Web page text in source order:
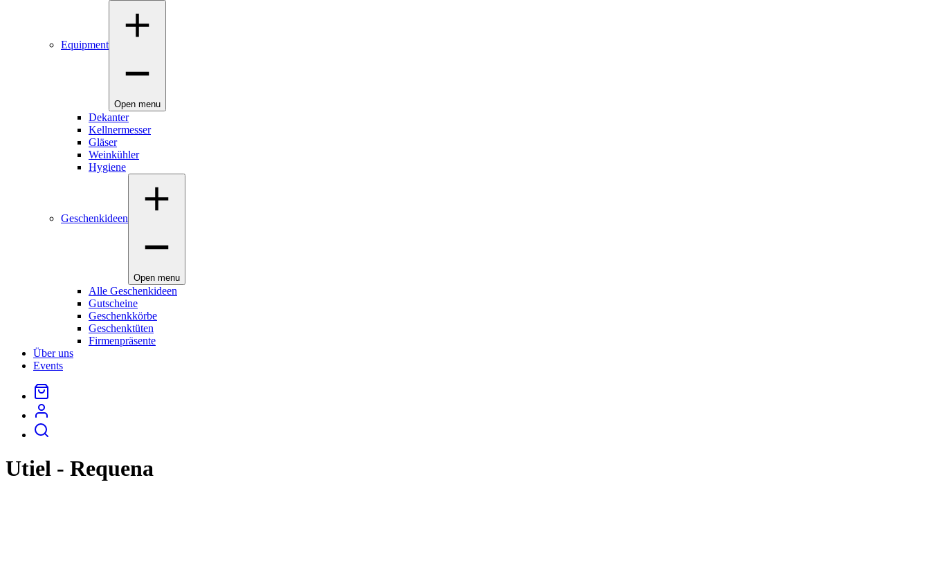
Equipment
Open menu
Dekanter
Kellnermesser
Gläser
Weinkühler
Hygiene
Geschenkideen
Open menu
Alle Geschenkideen
Gutscheine
Geschenkkörbe
Geschenktüten
Firmenpräsente
Über uns
Events
Utiel - Requena